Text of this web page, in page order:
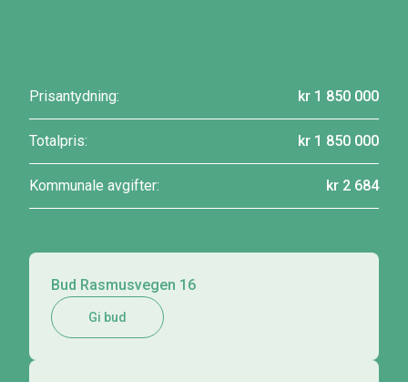
Prisantydning: kr 1 850 000
Totalpris: kr 1 850 000
Kommunale avgifter: kr 2 684
Bud Rasmusvegen 16
Gi bud